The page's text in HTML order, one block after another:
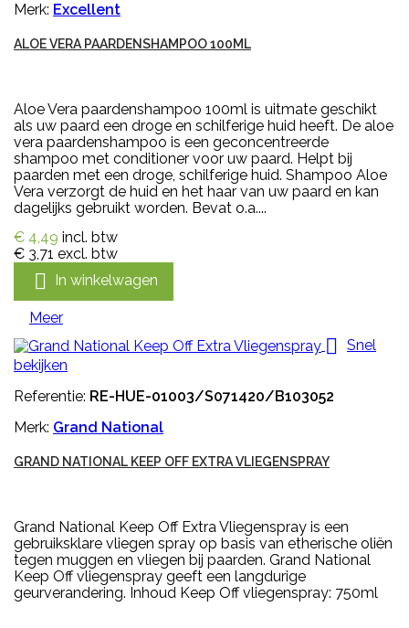
Merk: Excellent
ALOE VERA PAARDENSHAMPOO 100ML
Aloe Vera paardenshampoo 100ml is uitmate geschikt
als uw paard een droge en schilferige huid heeft. De aloe
vera paardenshampoo is een geconcentreerde
shampoo met conditioner voor uw paard. Helpt bij
paarden met een droge, schilferige huid. Shampoo Aloe
Vera verzorgt de huid en het haar van uw paard en kan
dagelijks gebruikt worden. Bevat o.a....
€ 4,49 incl. btw
€ 3,71 excl. btw
 In winkelwagen
Meer

Snel
bekijken
Referentie: RE-HUE-01003/S071420/B103052
Merk: Grand National
GRAND NATIONAL KEEP OFF EXTRA VLIEGENSPRAY
Grand National Keep Off Extra Vliegenspray is een
gebruiksklare vliegen spray op basis van etherische oliën
tegen muggen en vliegen bij paarden. Grand National
Keep Off vliegenspray geeft een langdurige
geurverandering. Inhoud Keep Off vliegenspray: 750ml